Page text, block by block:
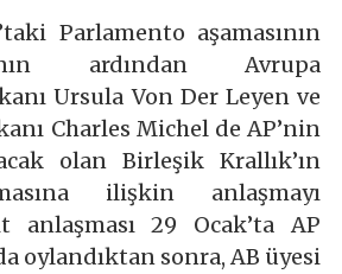
Parlamento aşamasının
ardından Avrupa
Ursula Von Der Leyen ve
Charles Michel de AP’nin
olan Birleşik Krallık’ın
ilişkin anlaşmayı
anlaşması 29 Ocak’ta AP
oylandıktan sonra, AB üyesi